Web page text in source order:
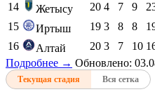
14 Жетысу 20 4 7 9
15
Иртыш 19 3 8 8
16
Алтай 20 3 7 10
Подробнее → Обновлено:
Текущая стадия Вся сетка